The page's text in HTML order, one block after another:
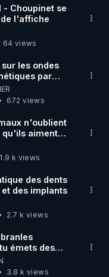
- Choupinet se
l'affiche
64 views
les ondes
par
et Bart de
672 views
n'oublient
qu'ils aiment…
1.9 k views
des dents
des implants
2.7 k views
émets des
juste omis de
3.8 k views